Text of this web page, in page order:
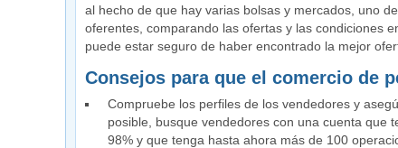
al hecho de que hay varias bolsas y mercados, uno
oferentes, comparando las ofertas y las condiciones
puede estar seguro de haber encontrado la mejor
Consejos para que el comercio de
Compruebe los perfiles de los vendedores y
posible, busque vendedores con una cuenta que
98% y que tenga hasta ahora más de 100